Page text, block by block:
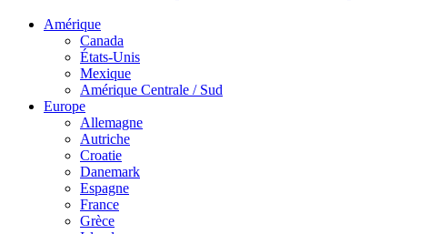
Amérique
Canada
États-Unis
Mexique
Amérique Centrale / Sud
Europe
Allemagne
Autriche
Croatie
Danemark
Espagne
France
Grèce